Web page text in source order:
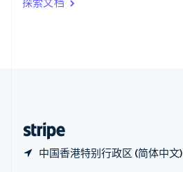
中国香港特别行政区 (简体中文)
English